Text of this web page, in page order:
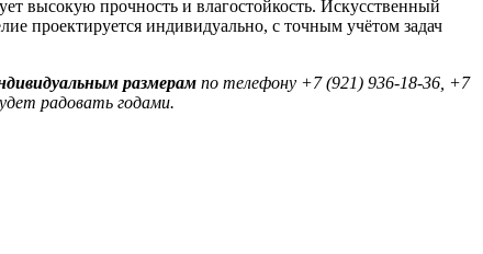
высокую прочность и влагостойкость. Искусственный
проектируется индивидуально, с точным учётом задач
размерам по телефону +7 (921) 936-18-36, +7
радовать годами.